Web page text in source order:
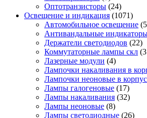
Оптотранзисторы (24)
Освещение и индикация (1071)
Автомобильное освещение
Антивандальные
Держатели светодиодов (22)
Коммутаторные лампы скл
Лазерные модули (4)
Лампочки накаливания в
Лампочки неоновые в
Лампы галогеновые (17)
Лампы накаливания (32)
Лампы неоновые (8)
Лампы светодиодные (26)